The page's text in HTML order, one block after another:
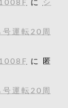
に
シ
号運転20周
に 匿
号運転20周